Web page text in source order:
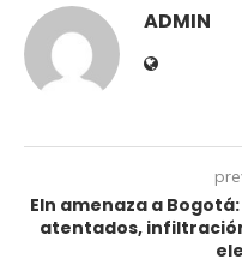
ADMIN
Eln amenaza a
atentados,